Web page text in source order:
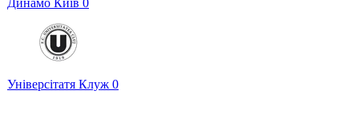
Динамо Київ 0
Універсітатя Клуж 0